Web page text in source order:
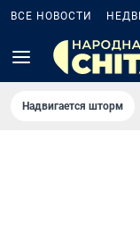
ВСЕ НОВОСТИ
Надвигается шторм